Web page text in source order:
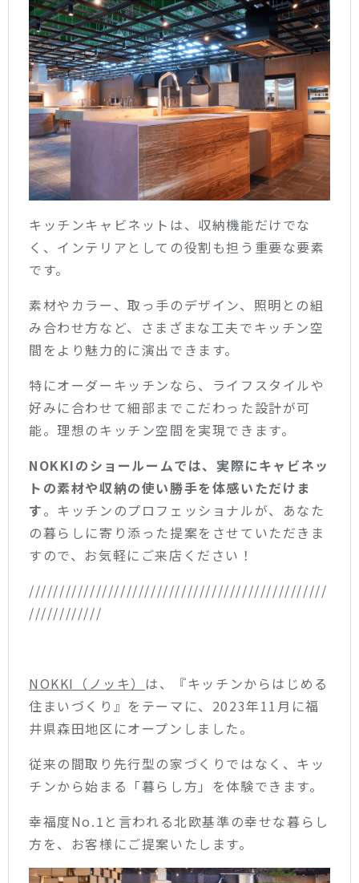
キッチンキャビネットは、収納機能だけでな
く、インテリアとしての役割も担う重要な要素
です。
素材やカラー、取っ手のデザイン、照明との組
み合わせ方など、さまざまな工夫でキッチン空
間をより魅力的に演出できます。
特にオーダーキッチンなら、ライフスタイルや
好みに合わせて細部までこだわった設計が可
能。理想のキッチン空間を実現できます。
NOKKIのショールームでは、実際にキャビネッ
トの素材や収納の使い勝手を体感いただけま
す。キッチンのプロフェッショナルが、あなた
の暮らしに寄り添った提案をさせていただきま
すので、お気軽にご来店ください！
/////////////////////////////////////////////////
////////////
NOKKI（ノッキ） は、『キッチンからはじめる
住まいづくり』をテーマに、2023年11月に福
井県森田地区にオープンしました。
従来の間取り先行型の家づくりではなく、キッ
チンから始まる「暮らし方」を体験できます。
幸福度No.1と言われる北欧基準の幸せな暮らし
方を、お客様にご提案いたします。